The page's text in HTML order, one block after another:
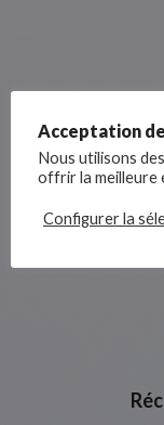
Suite à cet
Acceptation
Nous utilisons
offrir la meilleure
Configurer la